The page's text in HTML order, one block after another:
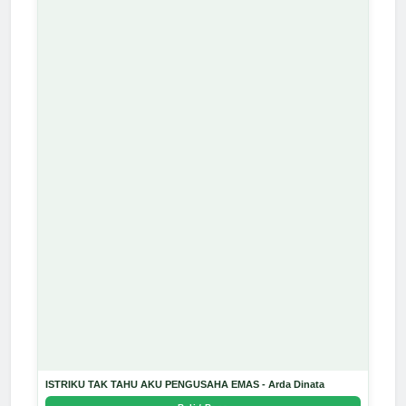
ISTRIKU TAK TAHU AKU PENGUSAHA EMAS - Arda Dinata